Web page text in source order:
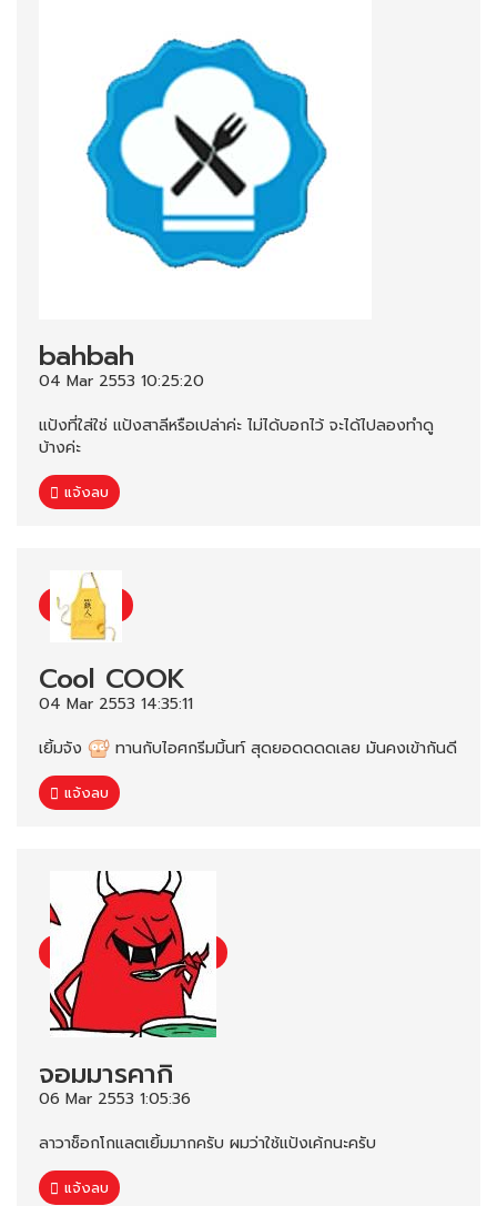
bahbah
04 Mar 2553 10:25:20
แป้งที่ใส่ใช่ แป้งสาลีหรือเปล่าค่ะ ไม่ได้บอกไว้ จะได้ไปลองทำดู
บ้างค่ะ
แจ้งลบ
Cool COOK
04 Mar 2553 14:35:11
เยิ้มจัง
ทานกับไอศกรีมมิ้นท์ สุดยอดดดดเลย มันคงเข้ากันดี
แจ้งลบ
จอมมารคากิ
06 Mar 2553 1:05:36
ลาวาช็อกโกแลตเยิ้มมากครับ ผมว่าใช้แป้งเค้กนะครับ
แจ้งลบ